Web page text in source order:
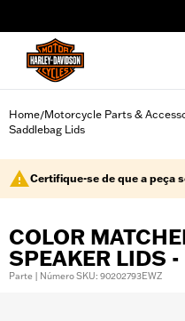
Home/Motorcycle Parts &
Saddlebag Lids
Certifique-se de que a peça
COLOR
SPEAKER LIDS
Parte | Número SKU: 90202793EWZ